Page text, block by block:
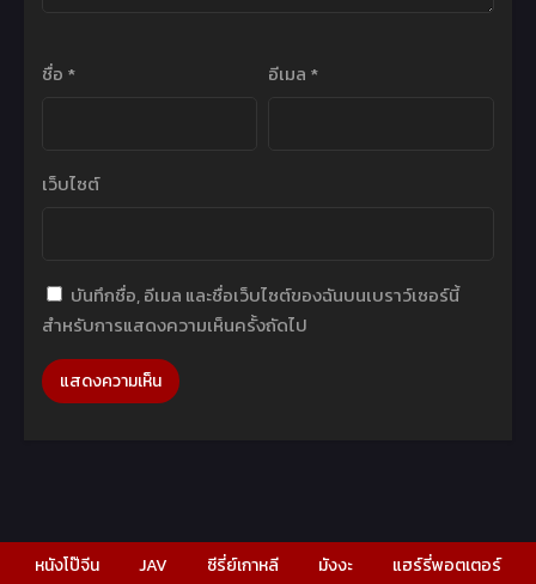
ชื่อ * อีเมล *
เว็บไซต์
บันทึกชื่อ, อีเมล และชื่อเว็บไซต์ของฉันบนเบราว์เซอร์นี้
สำหรับการแสดงความเห็นครั้งถัดไป
หนังโป๊จีน JAV ซีรี่ย์เกาหลี มังงะ แฮร์รี่พอตเตอร์